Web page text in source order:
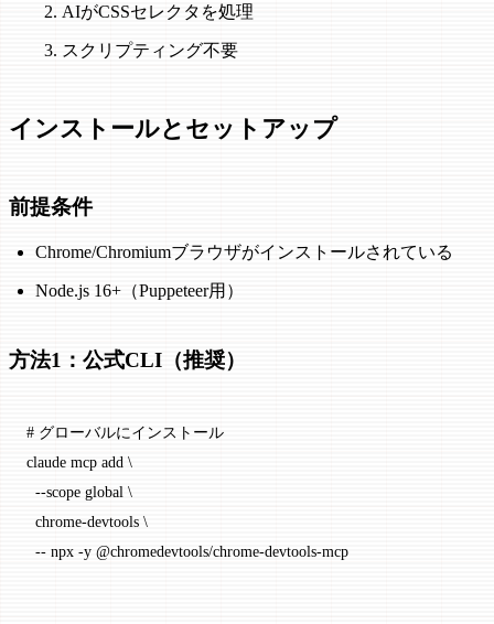
AIがCSSセレクタを処理
スクリプティング不要
インストールとセットアップ
前提条件
Chrome/Chromiumブラウザがインストールされている
Node.js 16+（Puppeteer用）
方法1：公式CLI（推奨）
# グローバルにインストール
claude mcp add \
  --scope
global \
  chrome-devtools
\
  --
npx -y @chromedevtools/chrome-devtools-mcp